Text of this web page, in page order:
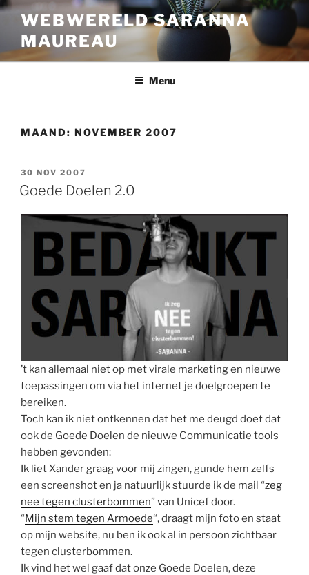
Ga
inhoud
WEBWERELD SARANNA
MAUREAU
Menu
MAAND: NOVEMBER 2007
GEPLAATST
OP
30 NOV 2007
Goede Doelen 2.0
’t kan allemaal niet op met virale marketing en nieuwe
toepassingen om via het internet je doelgroepen te
bereiken.
Toch kan ik niet ontkennen dat het me deugd doet dat
ook de Goede Doelen de nieuwe Communicatie tools
hebben gevonden:
Ik liet Xander graag voor mij zingen, gunde hem zelfs
een screenshot en ja natuurlijk stuurde ik de mail “zeg
nee tegen clusterbommen” van Unicef door.
“Mijn stem tegen Armoede“, draagt mijn foto en staat
op mijn website, nu ben ik ook al in persoon zichtbaar
tegen clusterbommen.
Ik vind het wel gaaf dat onze Goede Doelen, deze